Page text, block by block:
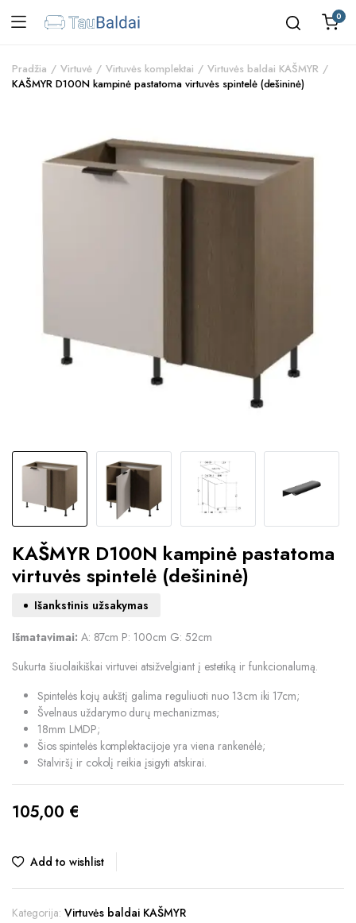
0
Pradžia Virtuvė Virtuvės komplektai
Virtuvės baldai KAŠMYR
KAŠMYR D100N kampinė pastatoma virtuvės spintelė (dešininė)
KAŠMYR D100N kampinė pastatoma
virtuvės spintelė (dešininė)
Išankstinis užsakymas
Išmatavimai: A: 87cm P: 100cm G: 52cm
Sukurta šiuolaikiškai virtuvei atsižvelgiant į estetiką ir funkcionalumą.
Spintelės kojų aukštį galima reguliuoti nuo 13cm iki 17cm;
Švelnaus uždarymo durų mechanizmas;
18mm LMDP;
Šios spintelės komplektacijoje yra viena rankenėlė;
Stalviršį ir cokolį reikia įsigyti atskirai.
105,00 €
Add to wishlist
Kategorija: Virtuvės baldai KAŠMYR